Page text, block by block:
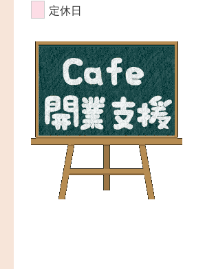
定休日